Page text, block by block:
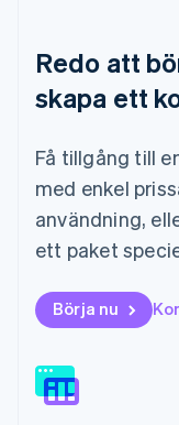
Redo att
skapa ett
Få tillgång till
med enkel
användning,
ett paket
Börja nu
Malaysia
English简体中文
Malta
English
EspañolEnglish
Nederländerna
Nederlands
Norge
English
English
Polen
Português
Rumänien